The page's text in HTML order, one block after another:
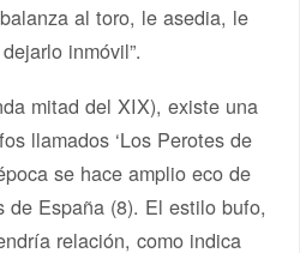
al toro, le asedia, le
inmóvil”.
mitad del XIX), existe una
llamados ‘Los Perotes de
se hace amplio eco de
España (8). El estilo bufo,
relación, como indica